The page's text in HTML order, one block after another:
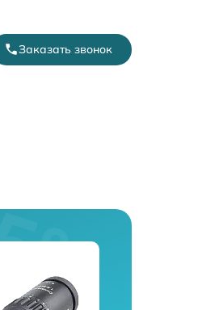
Заказать звонок